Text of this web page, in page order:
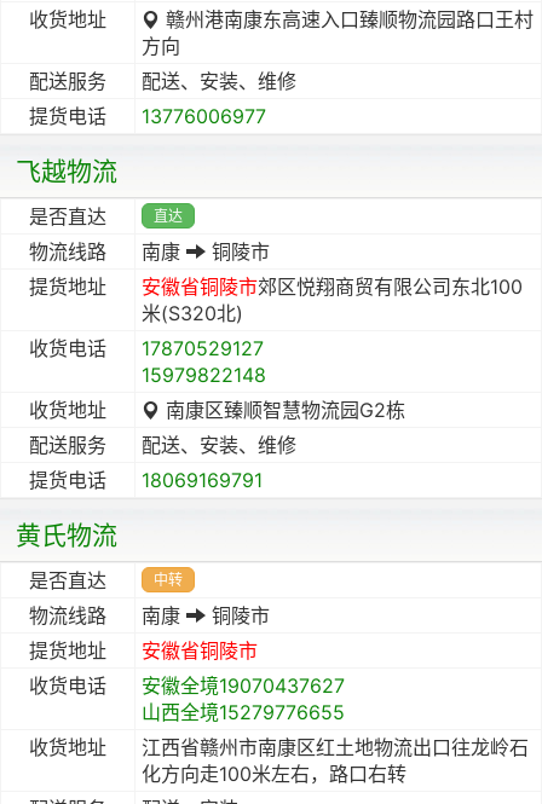
收货地址
赣州港南康东高速入口臻顺物流园路口王村
方向
配送服务
配送、安装、维修
提货电话
13776006977
飞越物流
是否直达 直达
物流线路 南康
铜陵市
提货地址
安徽省铜陵市郊区悦翔商贸有限公司东北100
米(S320北)
收货电话
17870529127
15979822148
收货地址
南康区臻顺智慧物流园G2栋
配送服务
配送、安装、维修
提货电话
18069169791
黄氏物流
是否直达 中转
物流线路 南康
铜陵市
提货地址
安徽省铜陵市
收货电话
安徽全境19070437627
山西全境15279776655
收货地址
江西省赣州市南康区红土地物流出口往龙岭石
化方向走100米左右，路口右转